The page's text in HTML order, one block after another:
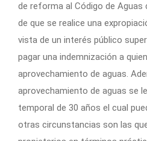
de reforma al Código de
de que se realice una
vista de un interés público
pagar una indemnización a
aprovechamiento de aguas.
aprovechamiento de aguas se
temporal de 30 años el cual
otras circunstancias son las